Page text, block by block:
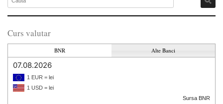
Curs valutar
BNR Alte Banci
07.08.2026
1 EUR = lei
1 USD = lei
Sursa BNR